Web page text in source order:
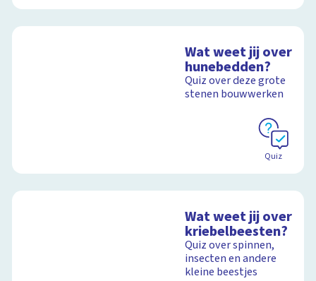
Wat weet jij over
hunebedden?
Quiz over deze grote
stenen bouwwerken
Quiz
Wat weet jij over
kriebelbeesten?
Quiz over spinnen,
insecten en andere
kleine beestjes